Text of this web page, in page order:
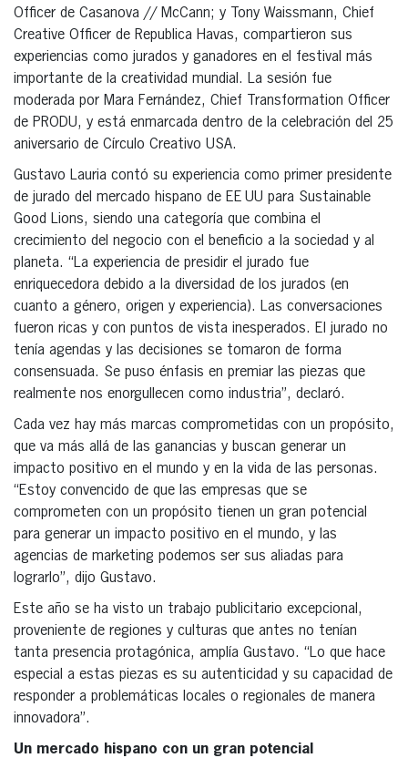
Officer de Casanova // McCann; y Tony Waissmann, Chief
Creative Officer de Republica Havas, compartieron sus
experiencias como jurados y ganadores en el festival más
importante de la creatividad mundial. La sesión fue
moderada por Mara Fernández, Chief Transformation Officer
de PRODU, y está enmarcada dentro de la celebración del 25
aniversario de Círculo Creativo USA.
Gustavo Lauria contó su experiencia como primer presidente
de jurado del mercado hispano de EE UU para Sustainable
Good Lions, siendo una categoría que combina el
crecimiento del negocio con el beneficio a la sociedad y al
planeta. “La experiencia de presidir el jurado fue
enriquecedora debido a la diversidad de los jurados (en
cuanto a género, origen y experiencia). Las conversaciones
fueron ricas y con puntos de vista inesperados. El jurado no
tenía agendas y las decisiones se tomaron de forma
consensuada. Se puso énfasis en premiar las piezas que
realmente nos enorgullecen como industria”, declaró.
Cada vez hay más marcas comprometidas con un propósito,
que va más allá de las ganancias y buscan generar un
impacto positivo en el mundo y en la vida de las personas.
“Estoy convencido de que las empresas que se
comprometen con un propósito tienen un gran potencial
para generar un impacto positivo en el mundo, y las
agencias de marketing podemos ser sus aliadas para
lograrlo”, dijo Gustavo.
Este año se ha visto un trabajo publicitario excepcional,
proveniente de regiones y culturas que antes no tenían
tanta presencia protagónica, amplía Gustavo. “Lo que hace
especial a estas piezas es su autenticidad y su capacidad de
responder a problemáticas locales o regionales de manera
innovadora”.
Un mercado hispano con un gran potencial